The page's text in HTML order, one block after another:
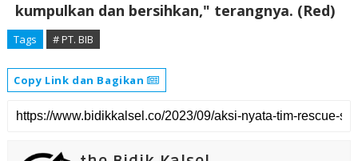
kumpulkan dan bersihkan," terangnya. (Red)
Tags # PT. BIB
Copy Link dan Bagikan